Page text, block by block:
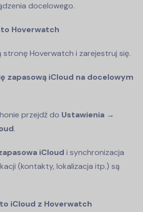
docelowego.
Hoverwatch
stronę Hoverwatch i zarejestruj się.
zapasową iCloud na docelowym
przejdź do Ustawienia →
.
iCloud i synchronizacja
(kontakty, lokalizacja itp.) są
iCloud z Hoverwatch